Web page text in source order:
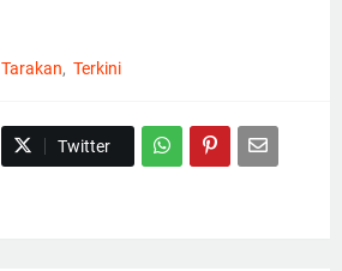
Tarakan Terkini
Twitter